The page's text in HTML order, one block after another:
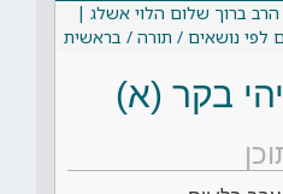
ברוך שלום הלוי אשלג |
נושאים / תורה / בראשית
בקר (א)